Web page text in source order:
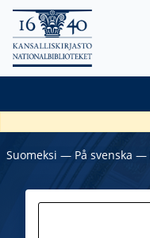
Suomeksi ― På svenska ―